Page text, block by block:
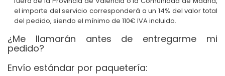
el importe del servicio corresponderá a un 14% del valor total
del pedido, siendo el mínimo de 110€ IVA incluido.
¿Me llamarán antes de entregarme mi
pedido?
Envío estándar por paquetería: